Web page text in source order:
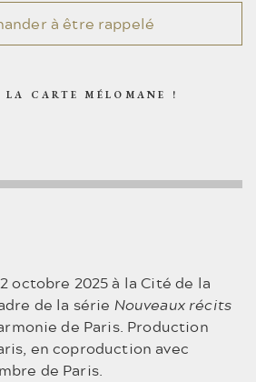
à être rappelé
LA CARTE MÉLOMANE !
octobre 2025 à la Cité de la
de la série Nouveaux récits
de Paris. Production
en coproduction avec
de Paris.